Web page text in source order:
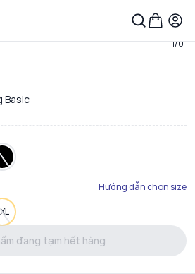
1/0
Basic
Hướng dẫn chọn size
đang tạm hết hàng